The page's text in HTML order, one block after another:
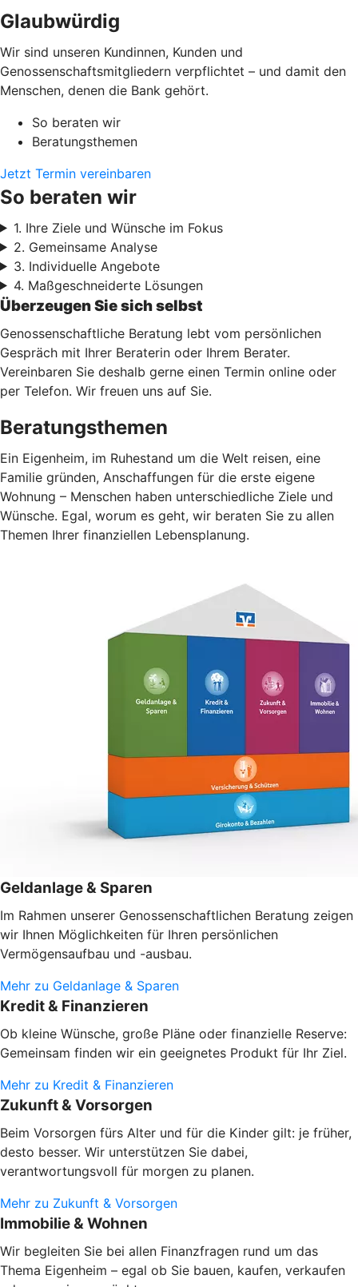
Glaubwürdig
Wir sind unseren Kundinnen, Kunden und
Genossenschaftsmitgliedern verpflichtet – und damit den
Menschen, denen die Bank gehört.
So beraten wir
Beratungsthemen
Jetzt Termin vereinbaren
So beraten wir
1. Ihre Ziele und Wünsche im Fokus
2. Gemeinsame Analyse
3. Individuelle Angebote
4. Maßgeschneiderte Lösungen
Überzeugen Sie sich selbst
Genossenschaftliche Beratung lebt vom persönlichen
Gespräch mit Ihrer Beraterin oder Ihrem Berater.
Vereinbaren Sie deshalb gerne einen Termin online oder
per Telefon. Wir freuen uns auf Sie.
Beratungsthemen
Ein Eigenheim, im Ruhestand um die Welt reisen, eine
Familie gründen, Anschaffungen für die erste eigene
Wohnung – Menschen haben unterschiedliche Ziele und
Wünsche. Egal, worum es geht, wir beraten Sie zu allen
Themen Ihrer finanziellen Lebensplanung.
Geldanlage & Sparen
Im Rahmen unserer Genossenschaftlichen Beratung zeigen
wir Ihnen Möglichkeiten für Ihren persönlichen
Vermögensaufbau und -ausbau.
Mehr zu Geldanlage & Sparen
Kredit & Finanzieren
Ob kleine Wünsche, große Pläne oder finanzielle Reserve:
Gemeinsam finden wir ein geeignetes Produkt für Ihr Ziel.
Mehr zu Kredit & Finanzieren
Zukunft & Vorsorgen
Beim Vorsorgen fürs Alter und für die Kinder gilt: je früher,
desto besser. Wir unterstützen Sie dabei,
verantwortungsvoll für morgen zu planen.
Mehr zu Zukunft & Vorsorgen
Immobilie & Wohnen
Wir begleiten Sie bei allen Finanzfragen rund um das
Thema Eigenheim – egal ob Sie bauen, kaufen, verkaufen